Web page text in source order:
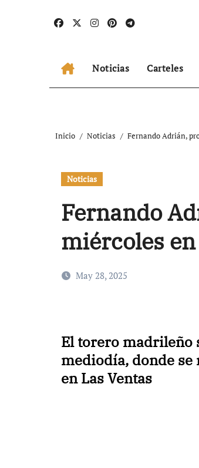
Noticias Carteles
Inicio Noticias Fernando Adrián,
Noticias
Fernando
miércoles
May 28, 2025
El torero madrileño
mediodía, donde se
en Las Ventas